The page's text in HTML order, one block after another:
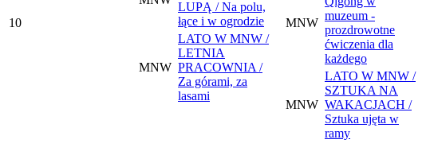
10
LUPĄ / Na polu,
łące i w ogrodzie
MNW
LATO W MNW /
LETNIA
PRACOWNIA /
Za górami, za
lasami
MNW
muzeum -
prozdrowotne
ćwiczenia dla
każdego
MNW
LATO W MNW /
SZTUKA NA
WAKACJACH /
Sztuka ujęta w
ramy